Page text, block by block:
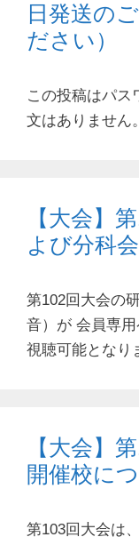
日発送の
ださい）
この投稿はパス
文はありません。
【大会】
よび分科
第102回大会の
音）が 会員専
視聴可能となり
【大会】
開催校に
第103回大会は